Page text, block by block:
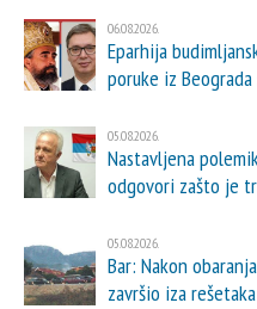
06.08.2026.
Eparhija
poruke iz
05.08.2026.
Nastavljena
odgovori zašto je
05.08.2026.
Bar: Nakon
završio iza rešetaka